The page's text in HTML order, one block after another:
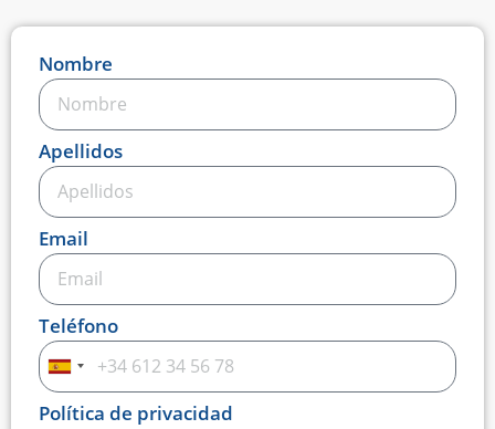
Nombre
Apellidos
Email
Teléfono
Spain
+34
Política de privacidad